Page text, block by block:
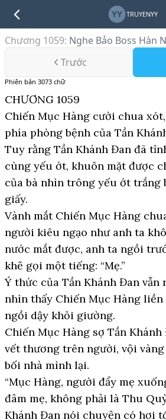
YY TRUYENYY
Chương 1059: Nghe Bảo Boss Hàn
Trước
Phiên bản 3073 chữ
CHƯƠNG 1059
Chiến Mục Hàng cười chua
phía phòng bệnh của Tần
Tuy rằng Tần Khánh Đan đã
cùng yếu ớt, khuôn mặt được
của bà nhìn trông yếu ớt trắng
giấy.
Vành mắt Chiến Mục Hàng
người kiêu ngạo như anh ta
nước mắt được, anh ta ngồi
khẽ gọi một tiếng: “Mẹ.”
Ý thức của Tần Khánh Đan vẫn
nhìn thấy Chiến Mục Hàng
ngồi dậy khỏi giường.
Chiến Mục Hàng sợ Tần
vết thương trên người, vội
bối nhà mình lại.
“Mục Hàng, người đẩy mẹ
đâm mẹ, không phải là Thu
Khánh Đan nói chuyện có hơi